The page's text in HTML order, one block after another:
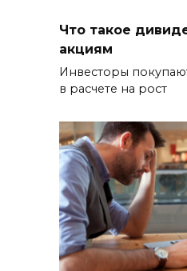
Что такое
акциям
Инвесторы
в расчете на рост